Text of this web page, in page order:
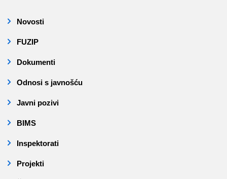
Novosti
FUZIP
Dokumenti
Odnosi s javnošću
Javni pozivi
BIMS
Inspektorati
Projekti